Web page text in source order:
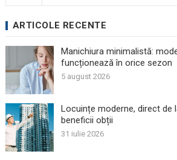
ARTICOLE RECENTE
Manichiura minimalistă:
funcționează în orice sezon
5 august 2026
Locuințe moderne, direct de
beneficii obții
31 iulie 2026